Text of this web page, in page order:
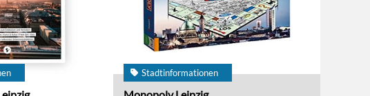
Stadtinformationen